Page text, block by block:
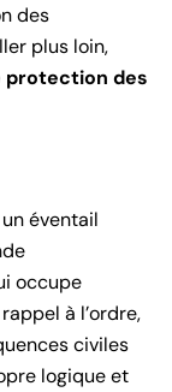
des
plus loin,
protection des
éventail
occupe
à l’ordre,
civiles
logique et